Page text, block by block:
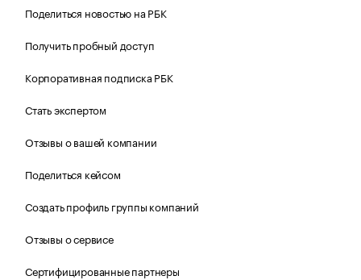
Поделиться новостью на РБК
Получить пробный доступ
Корпоративная подписка РБК
Стать экспертом
Отзывы о вашей компании
Поделиться кейсом
Создать профиль группы компаний
Отзывы о сервисе
Сертифицированные партнеры